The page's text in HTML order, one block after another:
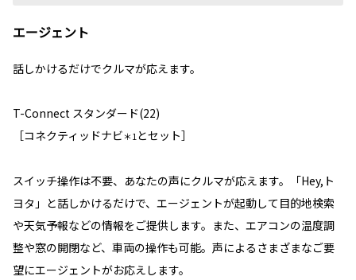
エージェント
話しかけるだけでクルマが応えます。
T-Connect スタンダード(22)
［コネクティッドナビ＊1 とセット］
スイッチ操作は不要、あなたの声にクルマが応えます。「Hey,ト
ヨタ」と話しかけるだけで、エージェントが起動して目的地検索
や天気予報などの情報をご提供します。また、エアコンの温度調
整や窓の開閉など、車両の操作も可能。声によるさまざまなご要
望にエージェントがお応えします。